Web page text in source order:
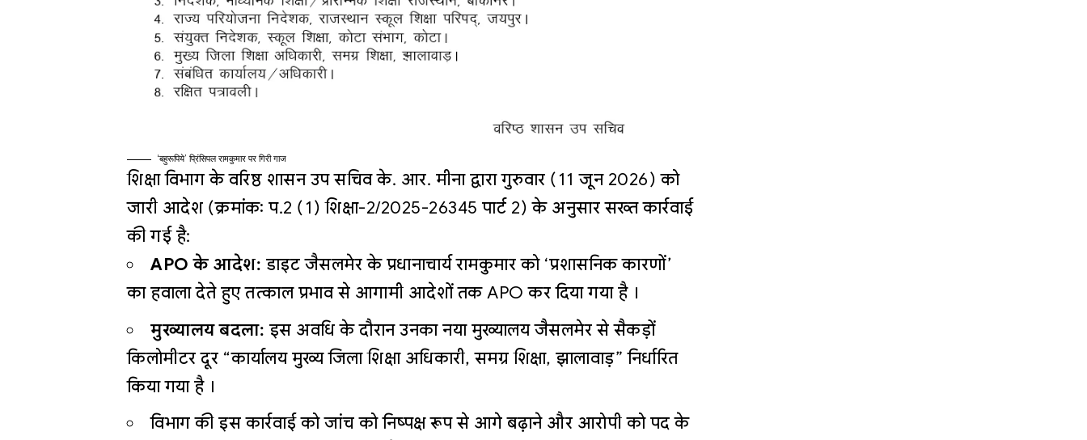
‘बहुरूपिये’ प्रिंसिपल रामकुमार पर गिरी गाज
शिक्षा विभाग के वरिष्ठ शासन उप सचिव के. आर. मीना द्वारा गुरुवार (11 जून 2026) को
जारी आदेश (क्रमांकः प.2 (1) शिक्षा-2/2025-26345 पार्ट 2) के अनुसार सख्त कार्रवाई
की गई है:
APO के आदेश: डाइट जैसलमेर के प्रधानाचार्य रामकुमार को ‘प्रशासनिक कारणों’
का हवाला देते हुए तत्काल प्रभाव से आगामी आदेशों तक APO कर दिया गया है ।
मुख्यालय बदला: इस अवधि के दौरान उनका नया मुख्यालय जैसलमेर से सैकड़ों
किलोमीटर दूर “कार्यालय मुख्य जिला शिक्षा अधिकारी, समग्र शिक्षा, झालावाड़” निर्धारित
किया गया है ।
विभाग की इस कार्रवाई को जांच को निष्पक्ष रूप से आगे बढ़ाने और आरोपी को पद के